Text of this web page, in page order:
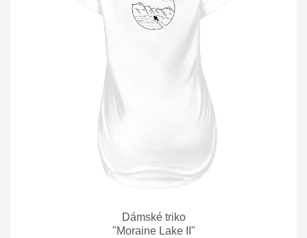
Dámské triko
"Moraine Lake II"